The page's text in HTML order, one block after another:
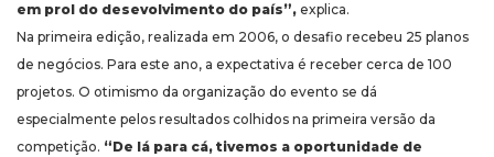
em prol do desevolvimento do país”, explica.
Na primeira edição, realizada em 2006, o desafio recebeu 25 planos
de negócios. Para este ano, a expectativa é receber cerca de 100
projetos. O otimismo da organização do evento se dá
especialmente pelos resultados colhidos na primeira versão da
competição. “De lá para cá, tivemos a oportunidade de